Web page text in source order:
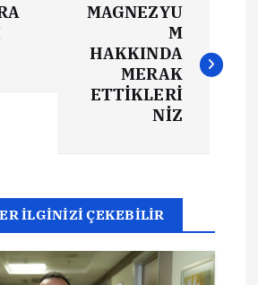
MAGNEZYU
M
HAKKINDA
MERAK
ETTİKLERİ
NİZ
İLGİNİZİ ÇEKEBİLİR